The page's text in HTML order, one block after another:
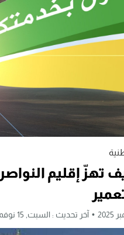
تهزّ إقليم
آخر تحديث : السبت, 15 نوفمبر, 2025 - 8:37 صباحًا